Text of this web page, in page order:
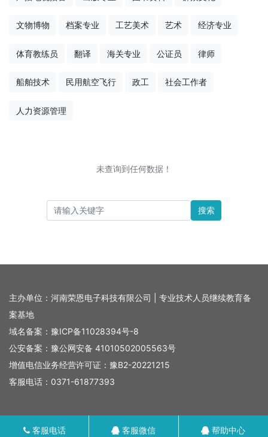
文物博物 档案专业 工艺美术 艺术 经济专业
体育教练员 翻译 海关专业 公证员 律师
船舶技术 民用航空飞行 政工 社会工作者
人力资源管理
未查询到任何数据！
搜索
主办单位：河南荣恩电子科技有限公司 | 专业技术人员继续教育备
案基地
域名备案： 豫ICP备11028394号-8
公安备案： 豫公网安备 41010502005563号
增值电信业务经营许可证：豫B2-20221215
客服电话：0371-61877393
客服电话 客服微信 帮助中心